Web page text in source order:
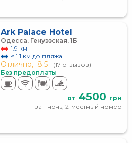
Ark Palace Hotel
Одесса, Генуэзская, 1Б
1.9 км
≈ 1.1 км до пляжа
Отлично, 8.5
(17 отзывов)
Без предоплаты
от 4500 грн
за 1 ночь, 2-местный номер